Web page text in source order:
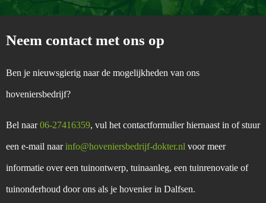
Neem contact met ons op
Ben je nieuwsgierig naar de mogelijkheden van ons
hoveniersbedrijf?
Bel naar06-27416359, vul het contactformulier hiernaast in of stuur
een e-mail naarinfo@hoveniersbedrijf-dokter.nl voor meer
informatie over een tuinontwerp, tuinaanleg, een tuinrenovatie of
tuinonderhoud door ons als je hovenier in Dalfsen.